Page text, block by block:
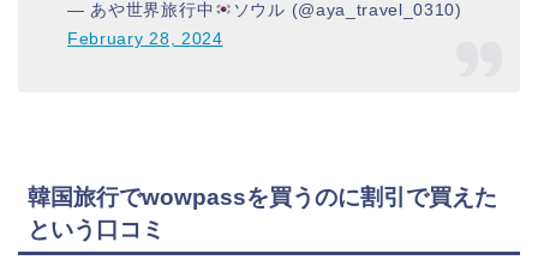
— あや世界旅行中
ソウル (@aya_travel_0310)
February 28, 2024
韓国旅行でwowpassを買うのに割引で買えた
という口コミ